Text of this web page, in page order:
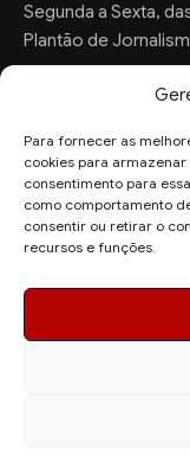
Para fornecer as
cookies para
consentimento para
como comportamento
consentir ou retirar o
recursos e funções.
Segunda a Sexta,
Plantão de
FALE
Sugestões de
© 2026 AquiAgora -